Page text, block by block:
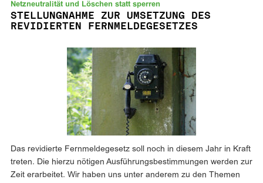
Netzneutralität und Löschen statt sperren
STELLUNGNAHME ZUR UMSETZUNG DES
REVIDIERTEN FERNMELDEGESETZES
Das revidierte Fernmeldegesetz soll noch in diesem Jahr in Kraft
treten. Die hierzu nötigen Ausführungsbestimmungen werden zur
Zeit erarbeitet. Wir haben uns unter anderem zu den Themen